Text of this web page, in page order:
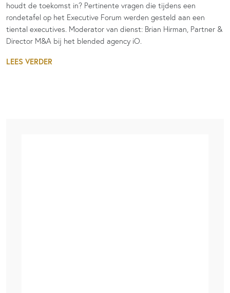
houdt de toekomst in? Pertinente vragen die tijdens een
rondetafel op het Executive Forum werden gesteld aan een
tiental executives. Moderator van dienst: Brian Hirman, Partner &
Director M&A bij het blended agency iO.
LEES VERDER